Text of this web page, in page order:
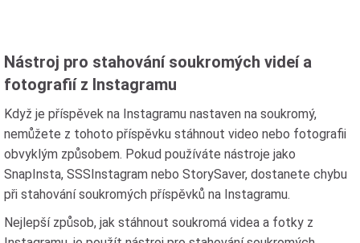
Nástroj pro stahování soukromých videí a
fotografií z Instagramu
Když je příspěvek na Instagramu nastaven na soukromý,
nemůžete z tohoto příspěvku stáhnout video nebo fotografii
obvyklým způsobem. Pokud používáte nástroje jako
SnapInsta, SSSInstagram nebo StorySaver, dostanete chybu
při stahování soukromých příspěvků na Instagramu.
Nejlepší způsob, jak stáhnout soukromá videa a fotky z